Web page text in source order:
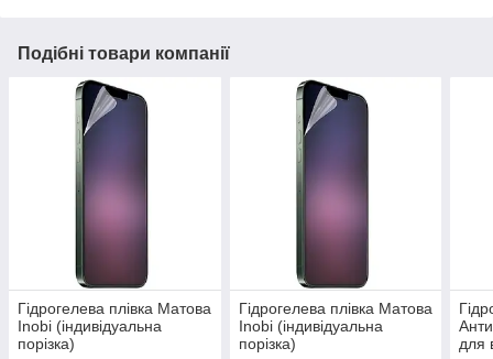
Подібні товари компанії
Гідрогелева плівка Матова
Inobi (індивідуальна
порізка)
Гідрогелева плівка Матова
Inobi (індивідуальна
порізка)
для